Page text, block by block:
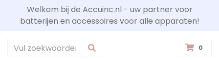
Welkom bij de Accuinc.nl - uw partner voor
batterijen en accessoires voor alle apparaten!
0